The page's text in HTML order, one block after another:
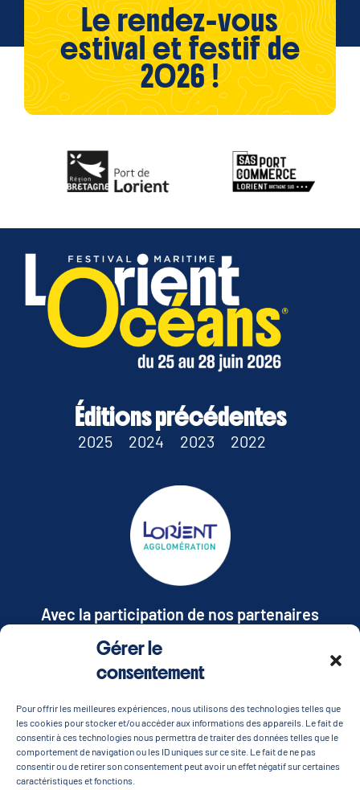
Gérer le
consentement
Pour offrir les meilleures expériences, nous utilisons des technologies telles que
les cookies pour stocker et/ou accéder aux informations des appareils. Le fait de
consentir à ces technologies nous permettra de traiter des données telles que le
comportement de navigation ou les ID uniques sur ce site. Le fait de ne pas
consentir ou de retirer son consentement peut avoir un effet négatif sur certaines
caractéristiques et fonctions.
Le rendez-vous
estival et festif de
2026 !
Éditions précédentes
2025 2024 2023 2022
Avec la participation de nos partenaires
TOUS NOS PARTENAIRES
ESPACE PRESSE / PARTENAIRES
RESTEZ AU COURANT !